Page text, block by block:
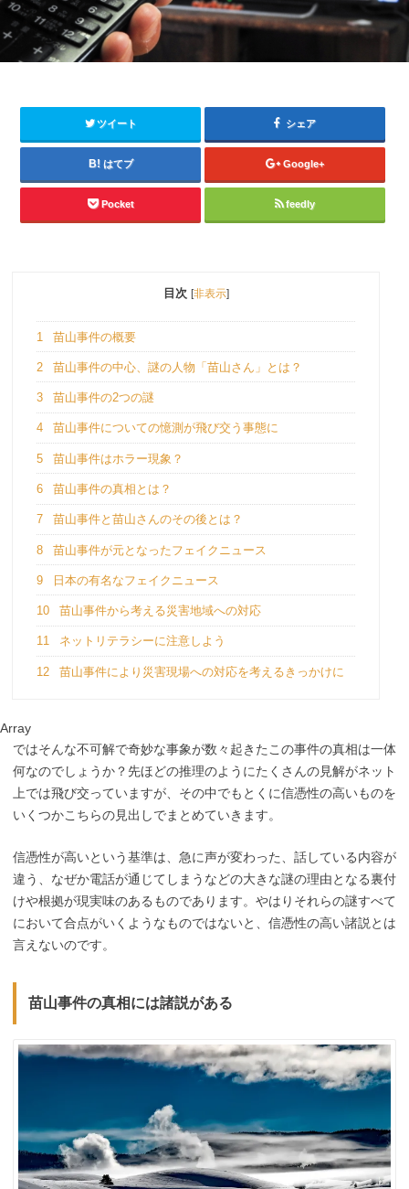
ツイート シェア
はてブ Google+
Pocket feedly
目次 [非表示]
1 苗山事件の概要
2 苗山事件の中心、謎の人物「苗山さん」とは？
3 苗山事件の2つの謎
4 苗山事件についての憶測が飛び交う事態に
5 苗山事件はホラー現象？
6 苗山事件の真相とは？
7 苗山事件と苗山さんのその後とは？
8 苗山事件が元となったフェイクニュース
9 日本の有名なフェイクニュース
10 苗山事件から考える災害地域への対応
11 ネットリテラシーに注意しよう
12 苗山事件により災害現場への対応を考えるきっかけに
Array
ではそんな不可解で奇妙な事象が数々起きたこの事件の真相は一体
何なのでしょうか？先ほどの推理のようにたくさんの見解がネット
上では飛び交っていますが、その中でもとくに信憑性の高いものを
いくつかこちらの見出しでまとめていきます。
信憑性が高いという基準は、急に声が変わった、話している内容が
違う、なぜか電話が通じてしまうなどの大きな謎の理由となる裏付
けや根拠が現実味のあるものであります。やはりそれらの謎すべて
において合点がいくようなものではないと、信憑性の高い諸説とは
言えないのです。
苗山事件の真相には諸説がある